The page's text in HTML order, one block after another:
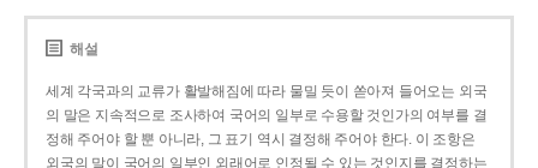
해설
세계 각국과의 교류가 활발해짐에 따라 물밀 듯이 쏟아져 들어오는 외국
의 말은 지속적으로 조사하여 국어의 일부로 수용할 것인가의 여부를 결
정해 주어야 할 뿐 아니라, 그 표기 역시 결정해 주어야 한다. 이 조항은
외국의 말이 국어의 일부인 외래어로 인정될 수 있는 것인지를 결정하는